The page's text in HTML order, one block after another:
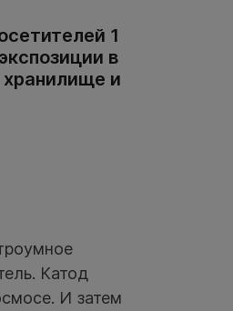
1
в
хранилище и
Катод
И затем